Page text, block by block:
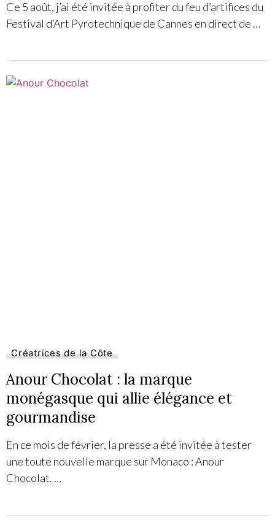
Ce 5 août, j’ai été invitée à profiter du feu d’artifices du
Festival d’Art Pyrotechnique de Cannes en direct de …
Créatrices de la Côte
Anour Chocolat : la marque
monégasque qui allie élégance et
gourmandise
En ce mois de février, la presse a été invitée à tester
une toute nouvelle marque sur Monaco : Anour
Chocolat. …